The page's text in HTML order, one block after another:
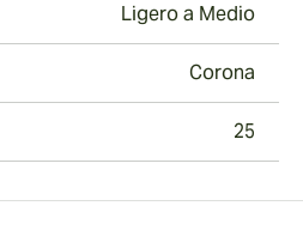
Ligero a Medio
Corona
25